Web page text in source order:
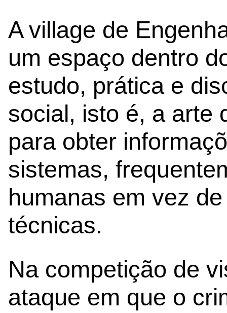
A village de
um espaço dentro
estudo, prática e
social, isto é, a arte
para obter
sistemas,
humanas em vez
técnicas.
Na competição de
ataque em que o